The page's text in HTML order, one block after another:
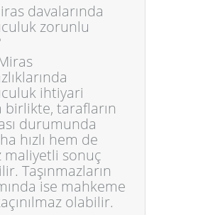
davalarında
zorunlu
ihtiyari
birlikte, tarafların
durumunda
hızlı hem de
maliyetli sonuç
Taşınmazların
ise mahkeme
olabilir.